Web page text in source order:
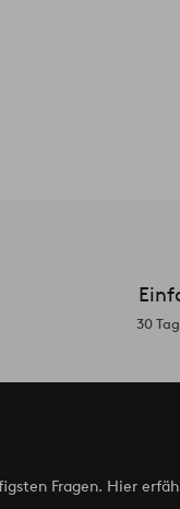
30
Fragen. Hier